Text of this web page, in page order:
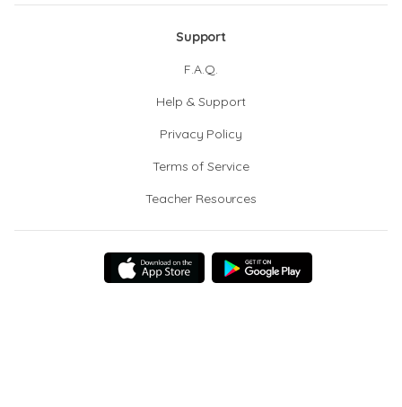
Support
F.A.Q.
Help & Support
Privacy Policy
Terms of Service
Teacher Resources